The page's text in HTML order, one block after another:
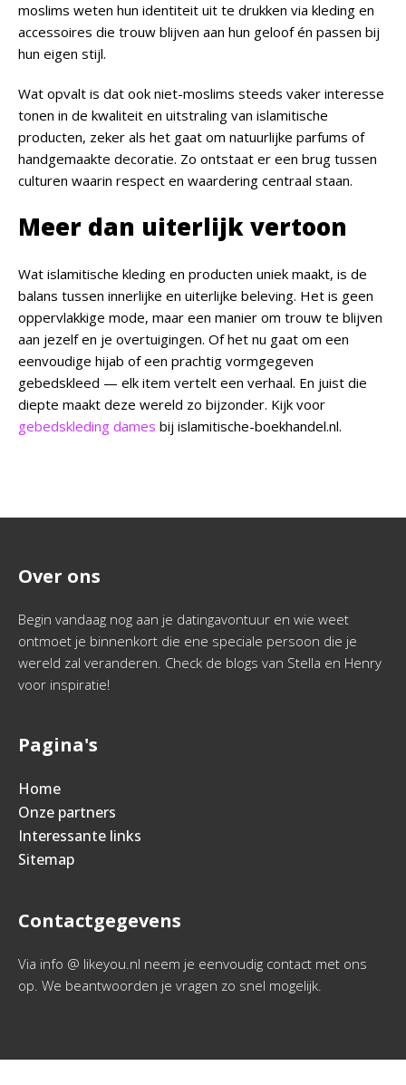
moslims weten hun identiteit uit te drukken via kleding en
accessoires die trouw blijven aan hun geloof én passen bij
hun eigen stijl.
Wat opvalt is dat ook niet-moslims steeds vaker interesse
tonen in de kwaliteit en uitstraling van islamitische
producten, zeker als het gaat om natuurlijke parfums of
handgemaakte decoratie. Zo ontstaat er een brug tussen
culturen waarin respect en waardering centraal staan.
Meer dan uiterlijk vertoon
Wat islamitische kleding en producten uniek maakt, is de
balans tussen innerlijke en uiterlijke beleving. Het is geen
oppervlakkige mode, maar een manier om trouw te blijven
aan jezelf en je overtuigingen. Of het nu gaat om een
eenvoudige hijab of een prachtig vormgegeven
gebedskleed — elk item vertelt een verhaal. En juist die
diepte maakt deze wereld zo bijzonder. Kijk voor
gebedskleding dames bij islamitische-boekhandel.nl.
Over ons
Begin vandaag nog aan je datingavontuur en wie weet
ontmoet je binnenkort die ene speciale persoon die je
wereld zal veranderen. Check de blogs van Stella en Henry
voor inspiratie!
Pagina's
Home
Onze partners
Interessante links
Sitemap
Contactgegevens
Via info @ likeyou.nl neem je eenvoudig contact met ons
op. We beantwoorden je vragen zo snel mogelijk.